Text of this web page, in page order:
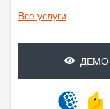
Все услуги
ДЕМО